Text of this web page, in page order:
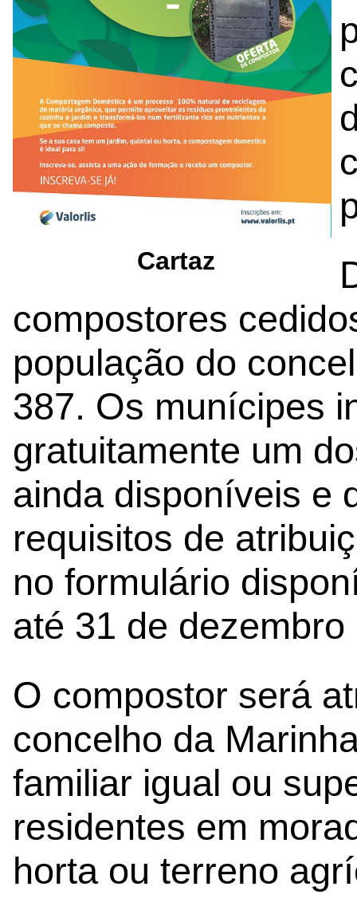
Cartaz
compostores
população do
387. Os munícipes
gratuitamente um
ainda disponíveis e
requisitos de
no formulário
até 31 de dezembro
O compostor será
concelho da
familiar igual ou
residentes em
horta ou terreno